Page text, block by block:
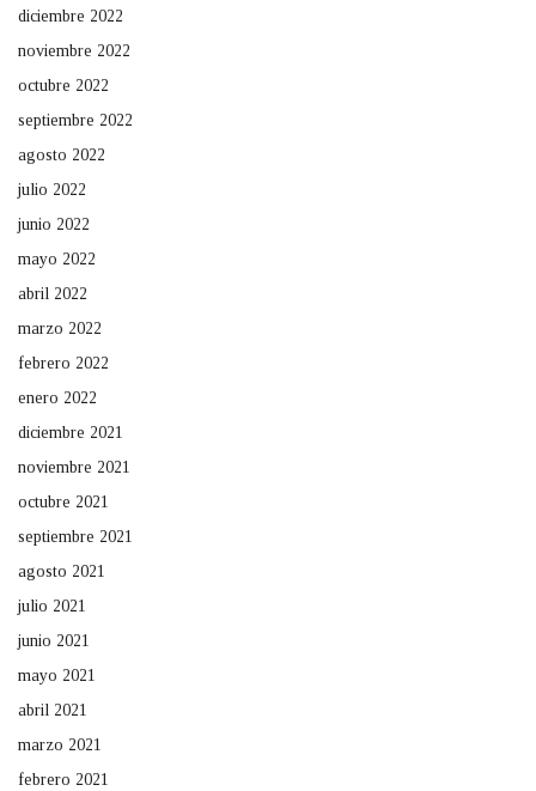
diciembre 2022
noviembre 2022
octubre 2022
septiembre 2022
agosto 2022
julio 2022
junio 2022
mayo 2022
abril 2022
marzo 2022
febrero 2022
enero 2022
diciembre 2021
noviembre 2021
octubre 2021
septiembre 2021
agosto 2021
julio 2021
junio 2021
mayo 2021
abril 2021
marzo 2021
febrero 2021